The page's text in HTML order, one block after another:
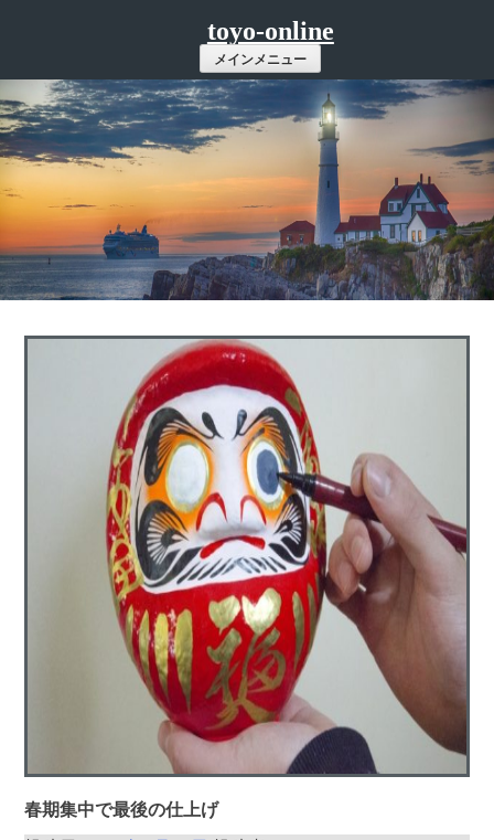
ツ
へ
ス
キ
ッ
プ
toyo-online
メインメニュー
春期集中で最後の仕上げ